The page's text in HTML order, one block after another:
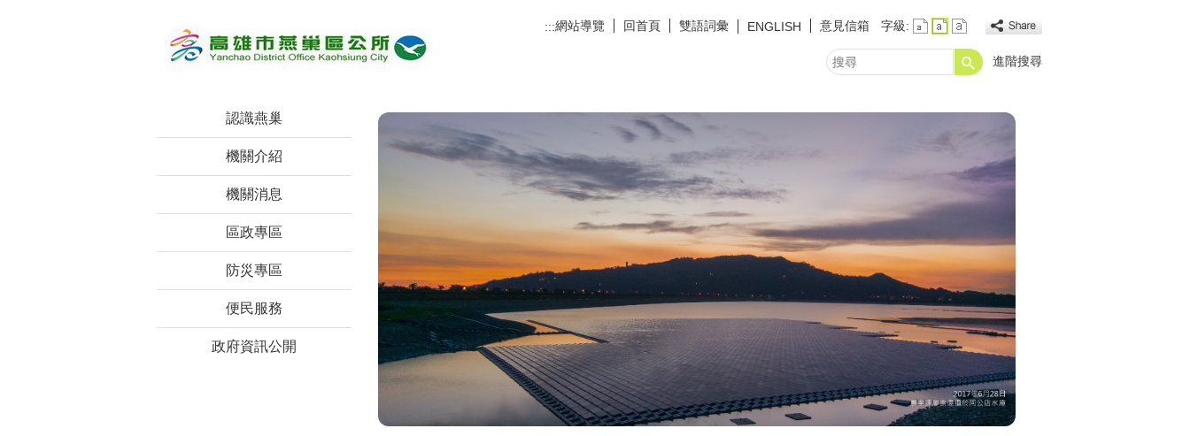
:::網站導覽 回首頁 雙語詞彙 ENGLISH 意見信箱 字級:
搜
進階搜尋
認識燕巢
機關介紹
機關消息
區政專區
防災專區
便民服務
政府資訊公開